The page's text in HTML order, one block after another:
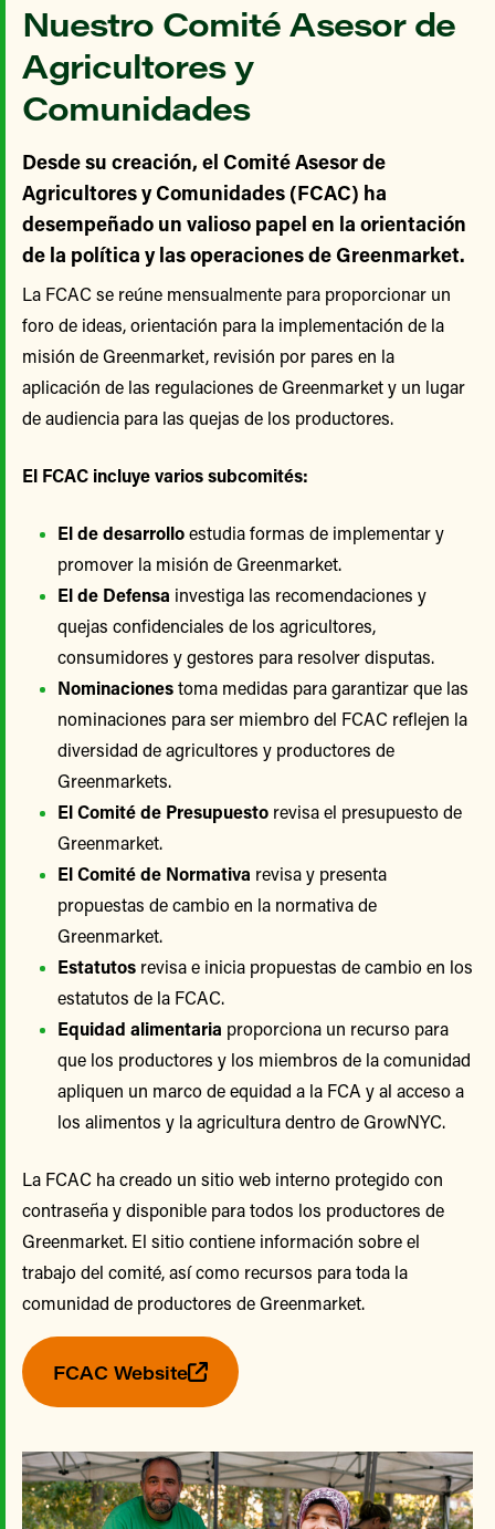
Nuestro Comité Asesor de
Agricultores y
Comunidades
Desde su creación, el Comité Asesor de
Agricultores y Comunidades (FCAC) ha
desempeñado un valioso papel en la orientación
de la política y las operaciones de Greenmarket.
La FCAC se reúne mensualmente para proporcionar un
foro de ideas, orientación para la implementación de la
misión de Greenmarket, revisión por pares en la
aplicación de las regulaciones de Greenmarket y un lugar
de audiencia para las quejas de los productores.
El FCAC incluye varios subcomités:
El de desarrolloestudia formas de implementar y
promover la misión de Greenmarket.
El de Defensa investiga las recomendaciones y
quejas confidenciales de los agricultores,
consumidores y gestores para resolver disputas.
Nominacionestoma medidas para garantizar que las
nominaciones para ser miembro del FCAC reflejen la
diversidad de agricultores y productores de
Greenmarkets.
El Comité de Presupuesto revisa el presupuesto de
Greenmarket.
El Comité de Normativa revisa y presenta
propuestas de cambio en la normativa de
Greenmarket.
Estatutos revisa e inicia propuestas de cambio en los
estatutos de la FCAC.
Equidad alimentaria proporciona un recurso para
que los productores y los miembros de la comunidad
apliquen un marco de equidad a la FCA y al acceso a
los alimentos y la agricultura dentro de GrowNYC.
La FCAC ha creado un sitio web interno protegido con
contraseña y disponible para todos los productores de
Greenmarket. El sitio contiene información sobre el
trabajo del comité, así como recursos para toda la
comunidad de productores de Greenmarket.
FCAC Website